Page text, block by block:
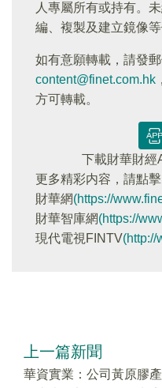
人專屬所有或持有。
編、複製及建立鏡像等
如有意願轉載，請發
content@finet.com.hk
方可轉載。
下載財華財經
更多精彩内容，請點擊
財華網(https://
財華智庫網(https://
現代電視FINTV(http://
上一篇新聞
華資實業：公司黃原膠產